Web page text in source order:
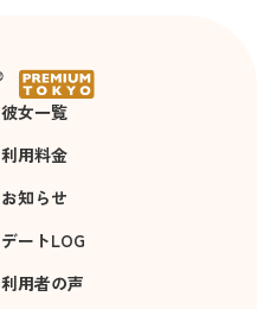
彼女一覧
利用料金
お知らせ
デートLOG
利用者の声